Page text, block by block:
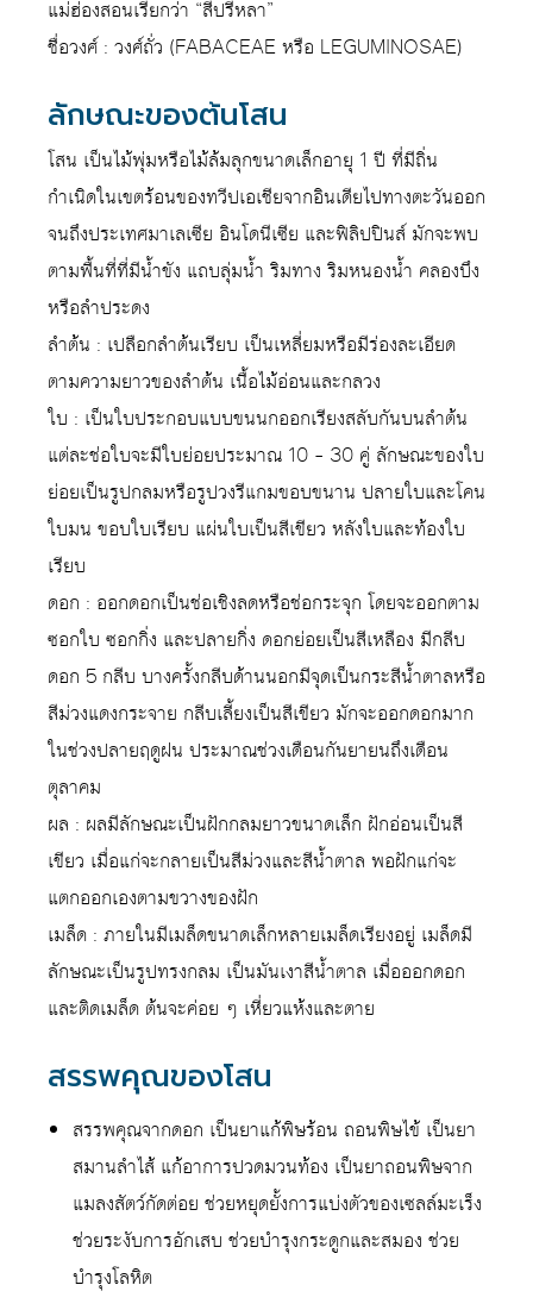
แม่ฮ่องสอนเรียกว่า “สี่ปรีหลา”
ชื่อวงศ์ : วงศ์ถั่ว (FABACEAE หรือ LEGUMINOSAE)
ลักษณะของต้นโสน
โสน เป็นไม้พุ่มหรือไม้ล้มลุกขนาดเล็กอายุ 1 ปี ที่มีถิ่น
กำเนิดในเขตร้อนของทวีปเอเชียจากอินเดียไปทางตะวันออก
จนถึงประเทศมาเลเซีย อินโดนีเซีย และฟิลิปปินส์ มักจะพบ
ตามพื้นที่ที่มีน้ำขัง แถบลุ่มน้ำ ริมทาง ริมหนองน้ำ คลองบึง
หรือลำประดง
ลำต้น : เปลือกลำต้นเรียบ เป็นเหลี่ยมหรือมีร่องละเอียด
ตามความยาวของลำต้น เนื้อไม้อ่อนและกลวง
ใบ : เป็นใบประกอบแบบขนนกออกเรียงสลับกันบนลำต้น
แต่ละช่อใบจะมีใบย่อยประมาณ 10 – 30 คู่ ลักษณะของใบ
ย่อยเป็นรูปกลมหรือรูปวงรีแกมขอบขนาน ปลายใบและโคน
ใบมน ขอบใบเรียบ แผ่นใบเป็นสีเขียว หลังใบและท้องใบ
เรียบ
ดอก : ออกดอกเป็นช่อเชิงลดหรือช่อกระจุก โดยจะออกตาม
ซอกใบ ซอกกิ่ง และปลายกิ่ง ดอกย่อยเป็นสีเหลือง มีกลีบ
ดอก 5 กลีบ บางครั้งกลีบด้านนอกมีจุดเป็นกระสีน้ำตาลหรือ
สีม่วงแดงกระจาย กลีบเลี้ยงเป็นสีเขียว มักจะออกดอกมาก
ในช่วงปลายฤดูฝน ประมาณช่วงเดือนกันยายนถึงเดือน
ตุลาคม
ผล : ผลมีลักษณะเป็นฝักกลมยาวขนาดเล็ก ฝักอ่อนเป็นสี
เขียว เมื่อแก่จะกลายเป็นสีม่วงและสีน้ำตาล พอฝักแก่จะ
แตกออกเองตามขวางของฝัก
เมล็ด : ภายในมีเมล็ดขนาดเล็กหลายเมล็ดเรียงอยู่ เมล็ดมี
ลักษณะเป็นรูปทรงกลม เป็นมันเงาสีน้ำตาล เมื่อออกดอก
และติดเมล็ด ต้นจะค่อย ๆ เหี่ยวแห้งและตาย
สรรพคุณของโสน
สรรพคุณจากดอก เป็นยาแก้พิษร้อน ถอนพิษไข้ เป็นยา
สมานลำไส้ แก้อาการปวดมวนท้อง เป็นยาถอนพิษจาก
แมลงสัตว์กัดต่อย ช่วยหยุดยั้งการแบ่งตัวของเซลล์มะเร็ง
ช่วยระงับการอักเสบ ช่วยบำรุงกระดูกและสมอง ช่วย
บำรุงโลหิต